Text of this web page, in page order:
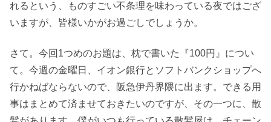
れるという、ものすごい不条理を味わっている夜ではござ
いますが、皆様いかがお過ごしでしょうか。
さて。今回1つめのお題は、枕で書いた『100円』につい
て。今週の金曜日、イオン銀行とソフトバンクショップへ
行かねばならないので、阪急伊丹界隈に出ます。できる用
事はまとめて済ませておきたいのですが、その一つに、散